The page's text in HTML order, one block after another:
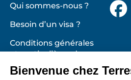
Bienvenue chez
Qui sommes-nous ?
Besoin d’un visa ?
Conditions générales
et particulières de
vente